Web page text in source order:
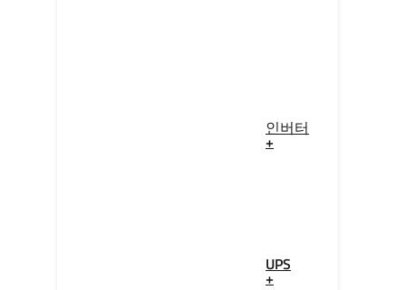
인버터
+
UPS
+